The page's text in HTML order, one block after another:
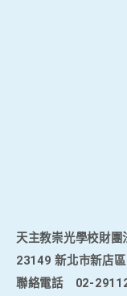
天主教崇光學校財
23149 新北市新店
聯絡電話
02-